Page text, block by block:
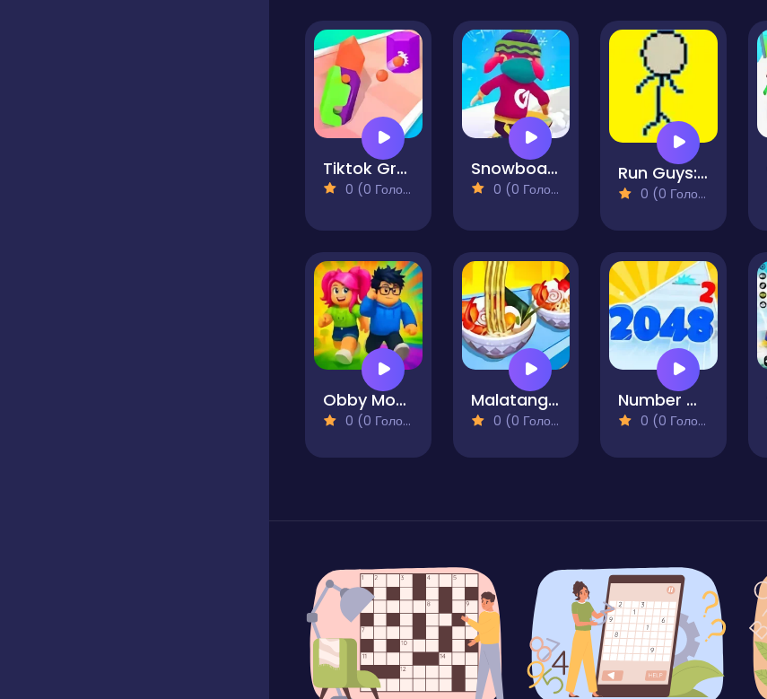
Tiktok Gravity Knife Rush
0 (0 Голосів)
Snowboard Game Party
0 (0 Голосів)
Run Guys: The Chaos Race
0 (0 Голосів)
Obby Modes! Online Mini-Games
0 (0 Голосів)
Malatang Master Stack Run 3D
0 (0 Голосів)
Number Master: Run and Merge
0 (0 Голосів)